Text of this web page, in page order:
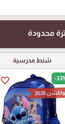
محدودة
شنط مدرسية
favorite_border -
2026